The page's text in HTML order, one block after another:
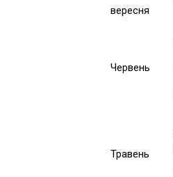
вересня
Червень
Травень